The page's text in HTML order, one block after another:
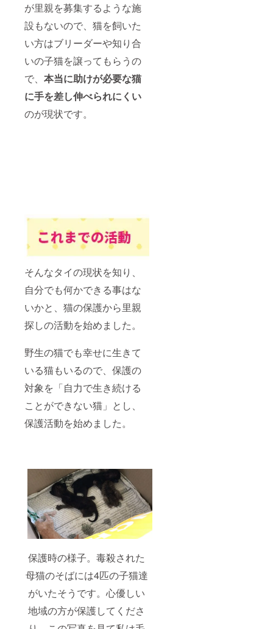
が里親を募集するような施
設もないので、猫を飼いた
い方はブリーダーや知り合
いの子猫を譲ってもらうの
で、 本当に助けが必要な猫
に手を差し伸べられにくい
のが現状です。
そんなタイの現状を知り、
自分でも何かできる事はな
いかと、猫の保護から里親
探しの活動を始めました。
野生の猫でも幸せに生きて
いる猫もいるので、保護の
対象を「自力で生き続ける
ことができない猫」とし、
保護活動を始めました。
保護時の様子。毒殺された
母猫のそばには4匹の子猫達
がいたそうです。心優しい
地域の方が保護してくださ